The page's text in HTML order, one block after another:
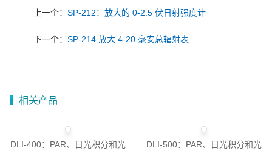
上一个： SP-212：放大的 0-2.5 伏日射强度计
下一个： SP-214 放大 4-20 毫安总辐射表
相关产品
DLI-400：PAR、日光积分和光
DLI-500：PAR、日光积分和光